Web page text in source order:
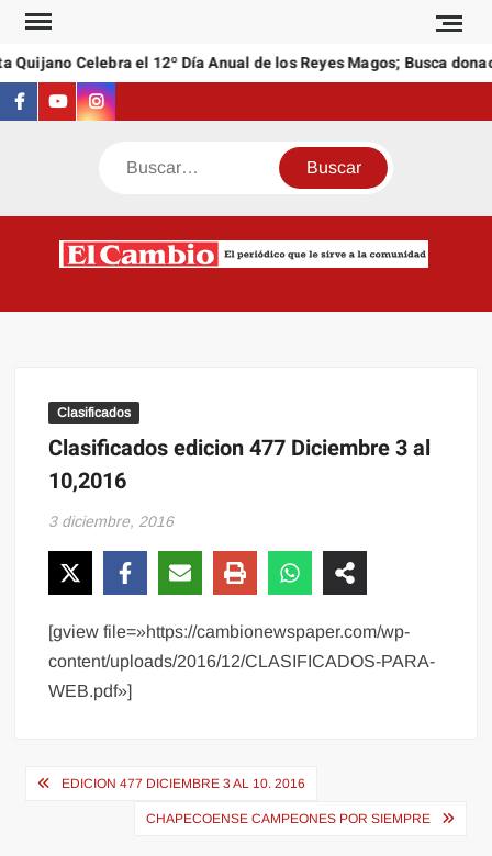
Saltar
contenido
Quijano Celebra el 12º Día Anual de los Reyes Magos; Busca
Facebook
YoutubeInstagram
Buscar
Clasificados
Clasificados edicion 477 Diciembre 3 al
10,2016
3 diciembre, 2016
[gview file=»https://cambionewspaper.com/wp-
content/uploads/2016/12/CLASIFICADOS-PARA-
WEB.pdf»]
Navegación
EDICION 477 DICIEMBRE 3 AL 10. 2016
CHAPECOENSE CAMPEONES POR SIEMPRE